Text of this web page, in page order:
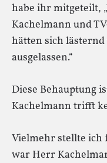
habe ihr mitgeteilt,
Kachelmann und
hätten sich
ausgelassen.“
Diese Behauptung
Kachelmann trifft
Vielmehr stellte ich
war Herr